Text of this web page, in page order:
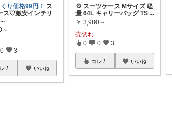
り価格99円！
ス
ス♡激安インテリ
...
～
0 3
いいね
💠 スーツケース Mサイズ 軽
量 64L キャリーバッグ TS ...
￥ 3,980～
売切れ
0 0 3
コレ いいね